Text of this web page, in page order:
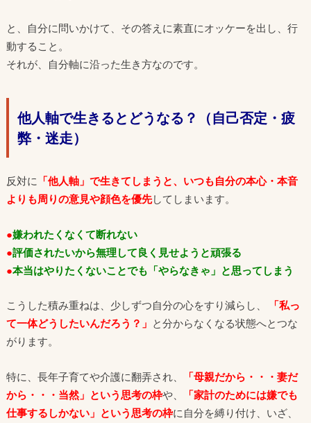
と、自分に問いかけて、その答えに素直にオッケーを出し、行
動すること。
それが、自分軸に沿った生き方なのです。
他人軸で生きるとどうなる？（自己否定・疲
弊・迷走）
反対に
「他人軸」で生きてしまうと、いつも自分の本心・本音
よりも周りの意見や顔色を優先してしまいます。
●嫌われたくなくて断れない
●評価されたいから無理して良く見せようと頑張る
●本当はやりたくないことでも「やらなきゃ」と思ってしまう
こうした積み重ねは、少しずつ自分の心をすり減らし、
「私っ
て一体どうしたいんだろう？」 と分からなくなる状態へとつな
がります。
特に、長年子育てや介護に翻弄され、
「母親だから・・・妻だ
から・・・当然」という思考の枠や、
「家計のためには嫌でも
仕事するしかない」という思考の枠に自分を縛り付け、いざ、